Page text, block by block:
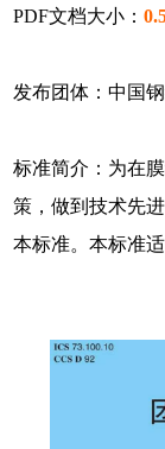
PDF文档大小：
发布团体：中国
标准简介：为在
策，做到技术先
本标准。本标准